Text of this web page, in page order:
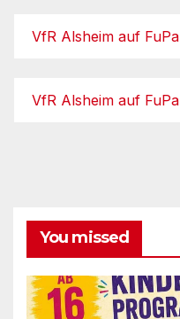
VfR Alsheim auf FuPa
VfR Alsheim auf FuPa
You missed